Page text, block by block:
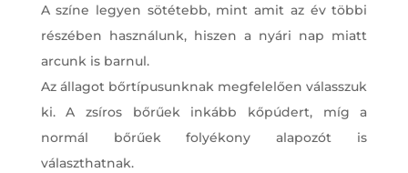
A színe legyen sötétebb, mint amit az év többi
részében használunk, hiszen a nyári nap miatt
arcunk is barnul.
Az állagot bőrtípusunknak megfelelően válasszuk
ki. A zsíros bőrűek inkább kőpúdert, míg a
normál bőrűek folyékony alapozót is
választhatnak.